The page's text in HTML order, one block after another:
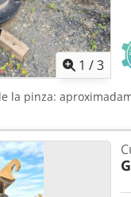
1 /3
la pinza: